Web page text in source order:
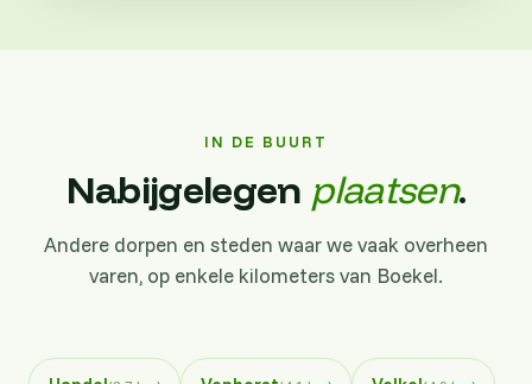
IN DE BUURT
Nabijgelegen plaatsen.
Andere dorpen en steden waar we vaak overheen
varen, op enkele kilometers van Boekel.